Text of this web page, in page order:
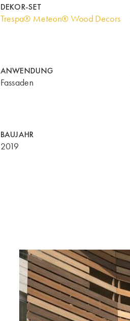
DEKOR-SET
Trespa® Meteon® Wood Decors
ANWENDUNG
Fassaden
BAUJAHR
2019